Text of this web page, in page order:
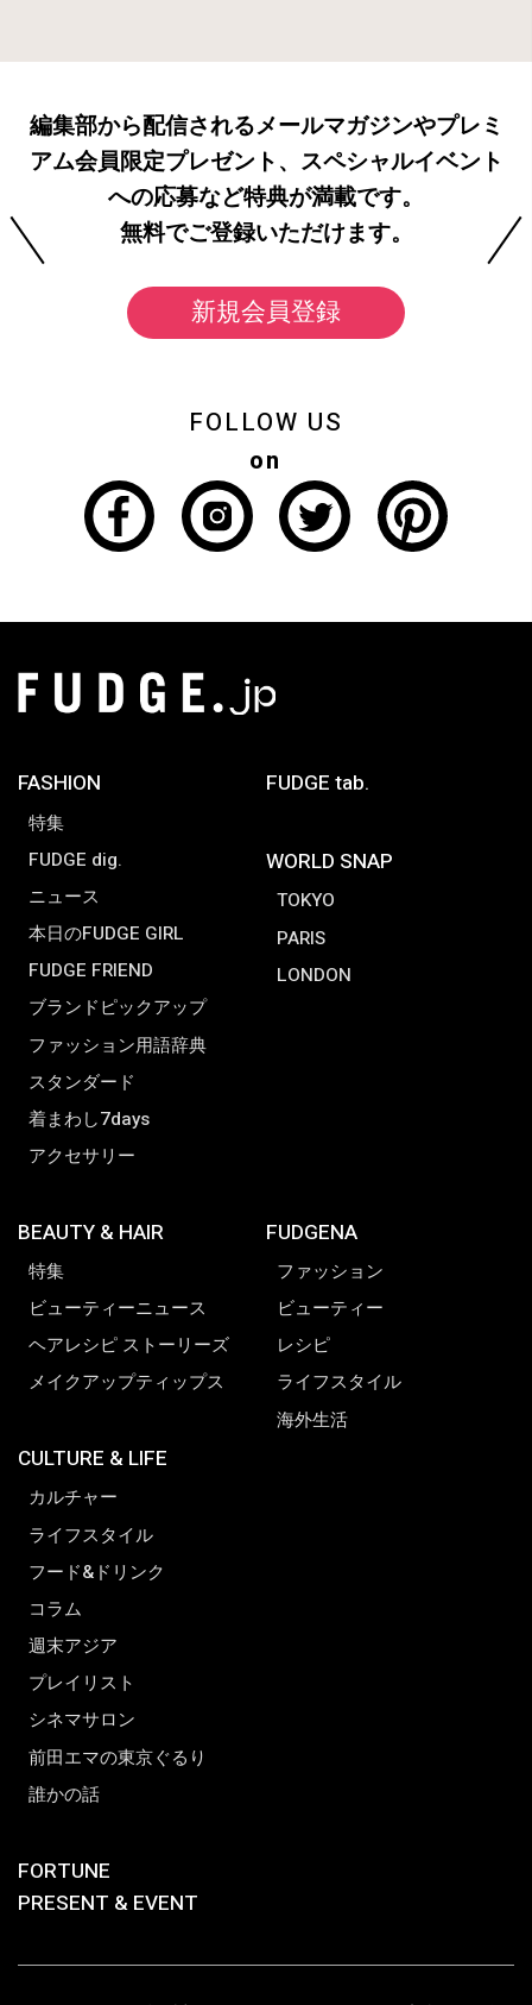
編集部から配信されるメールマガジンやプレミ
アム会員限定プレゼント、スペシャルイベント
への応募など特典が満載です。
無料でご登録いただけます。
新規会員登録
FOLLOW US
on
FASHION
特集
FUDGE dig.
ニュース
本日のFUDGE GIRL
FUDGE FRIEND
ブランドピックアップ
ファッション用語辞典
スタンダード
着まわし7days
アクセサリー
FUDGE tab.
WORLD SNAP
TOKYO
PARIS
LONDON
BEAUTY & HAIR
特集
ビューティーニュース
ヘアレシピ ストーリーズ
メイクアップティップス
CULTURE & LIFE
カルチャー
ライフスタイル
フード&ドリンク
コラム
週末アジア
プレイリスト
シネマサロン
前田エマの東京ぐるり
誰かの話
FUDGENA
ファッション
ビューティー
レシピ
ライフスタイル
海外生活
FORTUNE
PRESENT & EVENT